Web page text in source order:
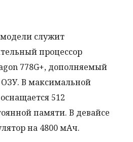
служит
процессор
778G+, дополняемый
ОЗУ. В максимальной
512
памяти. В девайсе
на 4800 мАч.